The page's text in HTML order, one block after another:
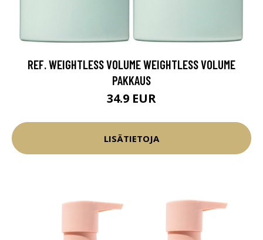
REF. WEIGHTLESS VOLUME WEIGHTLESS VOLUME
PAKKAUS
34.9 EUR
LISÄTIETOJA